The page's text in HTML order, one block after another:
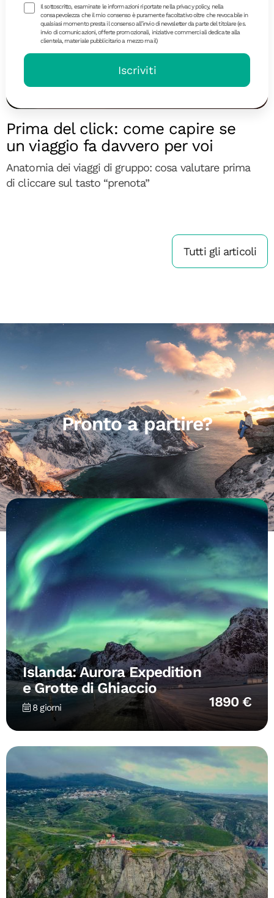
Diari di Viaggio
Prima del click: come capire se
un viaggio fa davvero per voi
Anatomia dei viaggi di gruppo: cosa valutare prima
di cliccare sul tasto “prenota”
Tutti gli articoli
Pronto a partire?
Islanda: Aurora Expedition
e Grotte di Ghiaccio
8 giorni 1890 €
Il sottoscritto, esaminate le informazioni riportate nella privacy policy, nella
consapevolezza che il mio consenso è puramente facoltativo oltre che revocabile in
qualsiasi momento presta il consenso all’invio di newsletter da parte del titolare (es.
invio di comunicazioni, offerte promozionali, iniziative commerciali dedicate alla
clientela, materiale pubblicitario a mezzo mail)
Iscriviti